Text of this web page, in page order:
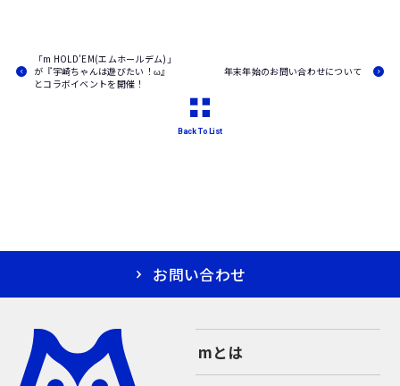
「m HOLD'EM(エムホールデム)」
が『宇崎ちゃんは遊びたい！ω』
とコラボイベントを開催！
Back To List
年末年始のお問い合わせについて
お問い合わせ
mとは